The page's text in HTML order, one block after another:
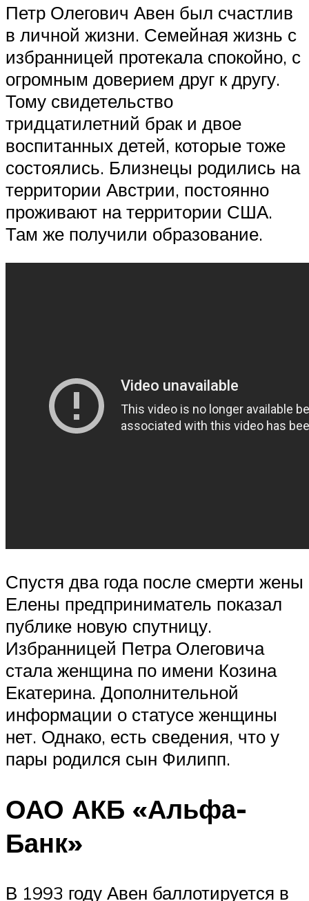
Петр Олегович Авен был счастлив
в личной жизни. Семейная жизнь с
избранницей протекала спокойно, с
огромным доверием друг к другу.
Тому свидетельство
тридцатилетний брак и двое
воспитанных детей, которые тоже
состоялись. Близнецы родились на
территории Австрии, постоянно
проживают на территории США.
Там же получили образование.
Спустя два года после смерти жены
Елены предприниматель показал
публике новую спутницу.
Избранницей Петра Олеговича
стала женщина по имени Козина
Екатерина. Дополнительной
информации о статусе женщины
нет. Однако, есть сведения, что у
пары родился сын Филипп.
ОАО АКБ «Альфа-
Банк»
В 1993 году Авен баллотируется в